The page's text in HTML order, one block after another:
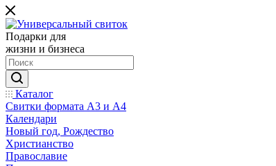
Подарки для
жизни и бизнеса
Каталог
Свитки формата А3 и А4
Календари
Новый год, Рождество
Христианство
Православие